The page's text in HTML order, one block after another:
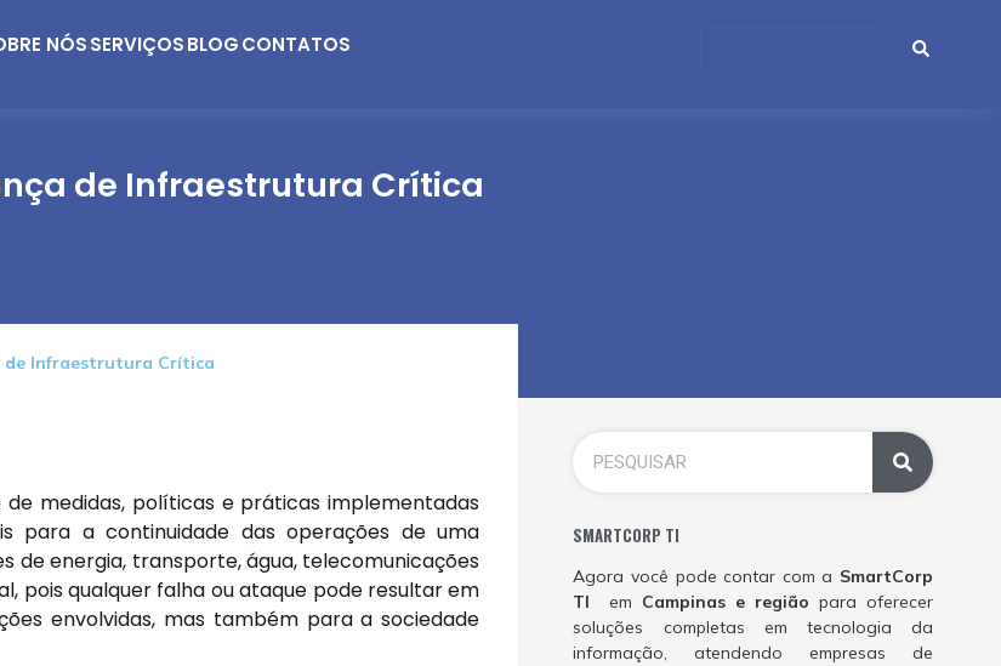
NÓSSERVIÇOSBLOGCONTATOS
de Infraestrutura Crítica
de Infraestrutura Crítica
medidas, políticas e práticas implementadas
para a continuidade das operações de uma
de energia, transporte, água, telecomunicações
pois qualquer falha ou ataque pode resultar em
envolvidas, mas também para a sociedade
SMARTCORP TI
Agora você pode contar com a SmartCorp
TI em Campinas e região para oferecer
soluções completas em tecnologia da
informação, atendendo empresas de